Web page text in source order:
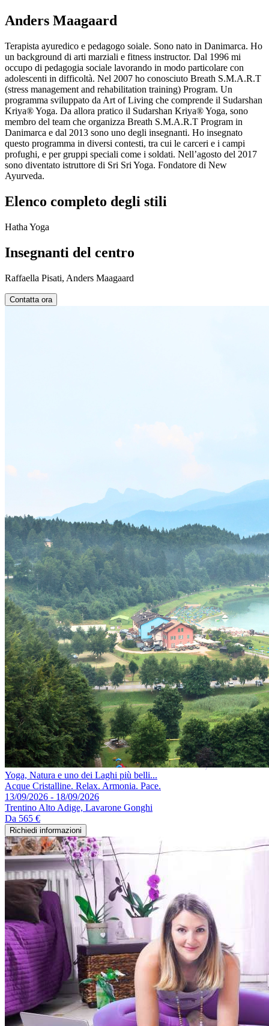
Anders Maagaard
Terapista ayuredico e pedagogo soiale. Sono nato in Danimarca. Ho
un background di arti marziali e fitness instructor. Dal 1996 mi
occupo di pedagogia sociale lavorando in modo particolare con
adolescenti in difficoltà. Nel 2007 ho conosciuto Breath S.M.A.R.T
(stress management and rehabilitation training) Program. Un
programma sviluppato da Art of Living che comprende il Sudarshan
Kriya® Yoga. Da allora pratico il Sudarshan Kriya® Yoga, sono
membro del team che organizza Breath S.M.A.R.T Program in
Danimarca e dal 2013 sono uno degli insegnanti. Ho insegnato
questo programma in diversi contesti, tra cui le carceri e i campi
profughi, e per gruppi speciali come i soldati. Nell’agosto del 2017
sono diventato istruttore di Sri Sri Yoga. Fondatore di New
Ayurveda.
Elenco completo degli stili
Hatha Yoga
Insegnanti del centro
Raffaella Pisati, Anders Maagaard
Contatta ora
Yoga, Natura e uno dei Laghi più belli...
Acque Cristalline. Relax. Armonia. Pace.
13/09/2026 - 18/09/2026
Trentino Alto Adige, Lavarone Gonghi
Da 565 €
Richiedi informazioni